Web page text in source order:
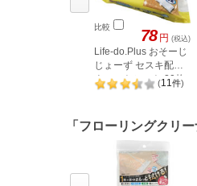
比較 78 円 (税込)
Life-do.Plus おそーじ
じょーず セスキ配合
ウェットシート 20枚
(11件)
「フローリングクリ